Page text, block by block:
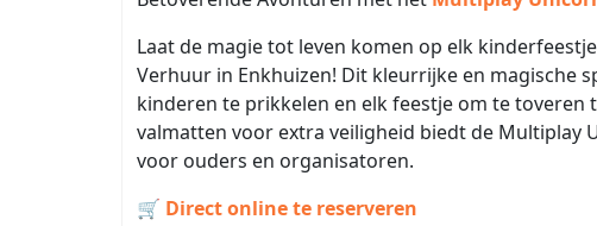
Laat de magie tot leven komen op elk
Verhuur in Enkhuizen! Dit kleurrijke en magische
kinderen te prikkelen en elk feestje om te
valmatten voor extra veiligheid biedt de Multiplay
voor ouders en organisatoren.
🛒 Direct online te reserveren